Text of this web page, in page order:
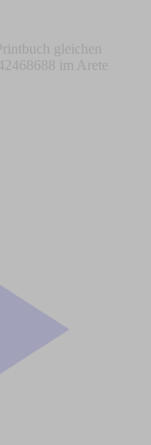
gleichen
im Arete